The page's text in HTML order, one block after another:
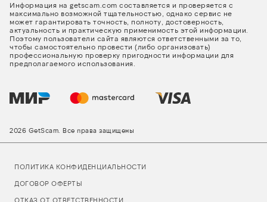
Информация на getscam.com составляется и проверяется с
максимально возможной тщательностью, однако сервис не
может гарантировать точность, полноту, достоверность,
актуальность и практическую применимость этой информации.
Поэтому пользователи сайта являются ответственными за то,
чтобы самостоятельно провести (либо организовать)
профессиональную проверку пригодности информации для
предполагаемого использования.
2026 GetScam. Все права защищены
ПОЛИТИКА КОНФИДЕНЦИАЛЬНОСТИ
ДОГОВОР ОФЕРТЫ
ОТКАЗ ОТ ОТВЕТСТВЕННОСТИ